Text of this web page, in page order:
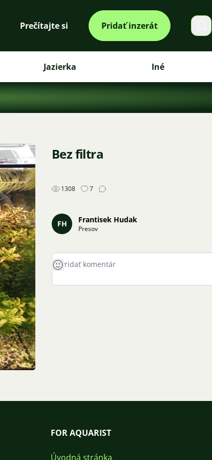
Prečítajte si Pridať inzerát
Jazierka Iné
Bez filtra
1308 7
FH Frantisek Hudak
Presov
FOR AQUARIST
Úvodná stránka